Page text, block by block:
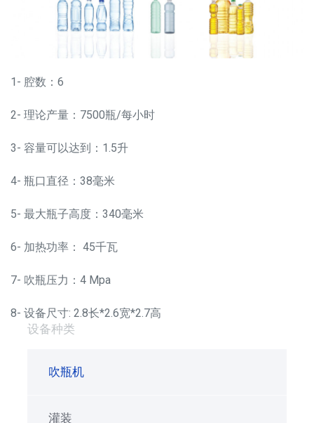
1- 腔数：6
2- 理论产量：7500瓶/每小时
3- 容量可以达到：1.5升
4- 瓶口直径：38毫米
5- 最大瓶子高度：340毫米
6- 加热功率： 45千瓦
7- 吹瓶压力：4 Mpa
8- 设备尺寸: 2.8长*2.6宽*2.7高
设备种类
吹瓶机
灌装